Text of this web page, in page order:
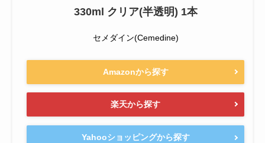
330ml クリア(半透明) 1本
セメダイン(Cemedine)
Amazonから探す
楽天から探す
Yahooショッピングから探す